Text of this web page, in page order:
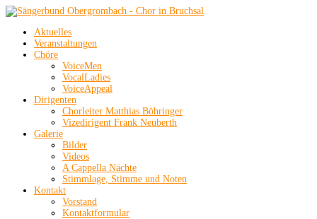
Aktuelles
Veranstaltungen
Chöre
VoiceMen
VocalLadies
VoiceAppeal
Dirigenten
Chorleiter Matthias Böhringer
Vizedirigent Frank Neuberth
Galerie
Bilder
Videos
A Cappella Nächte
Stimmlage, Stimme und Noten
Kontakt
Vorstand
Kontaktformular